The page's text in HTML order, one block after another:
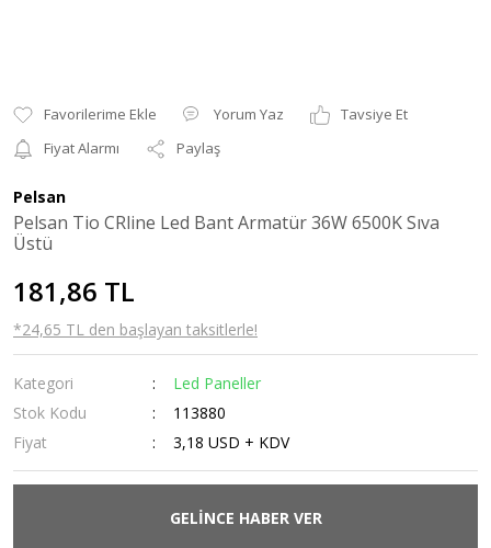
Yorum Yaz
Tavsiye Et
Fiyat Alarmı
Paylaş
Pelsan
Pelsan Tio CRline Led Bant Armatür 36W 6500K Sıva
Üstü
181,86 TL
*24,65 TL den başlayan taksitlerle!
Kategori
Led Paneller
Stok Kodu
113880
Fiyat
3,18 USD + KDV
GELİNCE HABER VER